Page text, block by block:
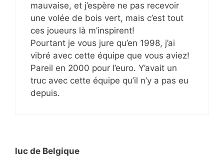
mauvaise, et j’espère ne pas recevoir
une volée de bois vert, mais c’est tout
ces joueurs là m’inspirent!
Pourtant je vous jure qu’en 1998, j’ai
vibré avec cette équipe que vous aviez!
Pareil en 2000 pour l’euro. Y’avait un
truc avec cette équipe qu’il n’y a pas eu
depuis.
luc de Belgique